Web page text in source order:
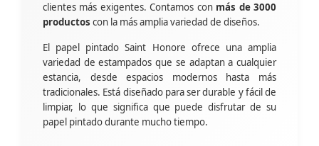
clientes más exigentes. Contamos con más de 3000
productos con la más amplia variedad de diseños.
El papel pintado Saint Honore ofrece una amplia
variedad de estampados que se adaptan a cualquier
estancia, desde espacios modernos hasta más
tradicionales. Está diseñado para ser durable y fácil de
limpiar, lo que significa que puede disfrutar de su
papel pintado durante mucho tiempo.